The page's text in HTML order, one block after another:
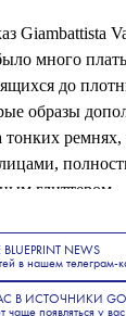
Giambattista
много
до
образы
ремнях,
глиттером.
BLUEPRINT NEWS
в нашем телеграм-
В ИСТОЧНИКИ
чаще появляться у